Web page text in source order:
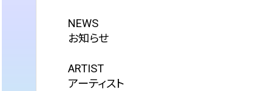
お知らせ
アーティスト